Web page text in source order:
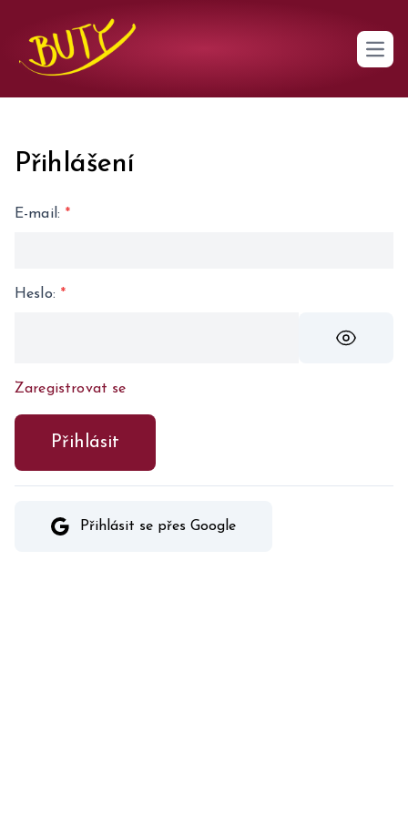
Open
Přihlášení
E-mail : *
Heslo: *
Zaregistrovat se
Přihlásit
Přihlásit se přes Google